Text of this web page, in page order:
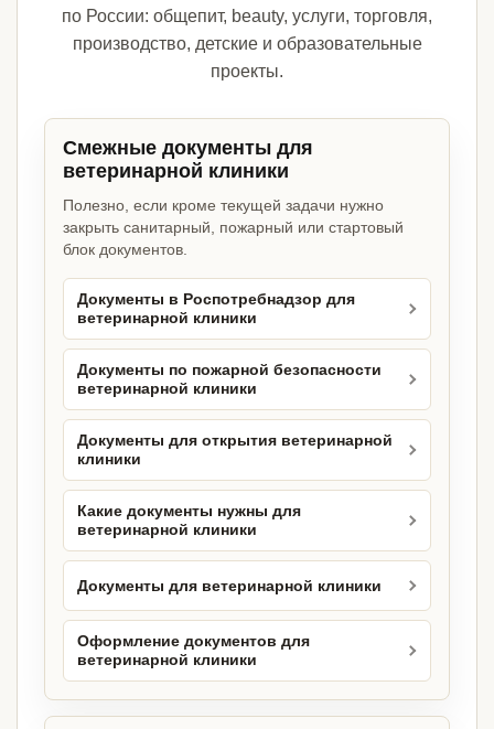
по России: общепит, beauty, услуги, торговля,
производство, детские и образовательные
проекты.
Смежные документы для
ветеринарной клиники
Полезно, если кроме текущей задачи нужно
закрыть санитарный, пожарный или стартовый
блок документов.
Документы в Роспотребнадзор для
ветеринарной клиники
Документы по пожарной безопасности
ветеринарной клиники
Документы для открытия ветеринарной
клиники
Какие документы нужны для
ветеринарной клиники
Документы для ветеринарной клиники
Оформление документов для
ветеринарной клиники